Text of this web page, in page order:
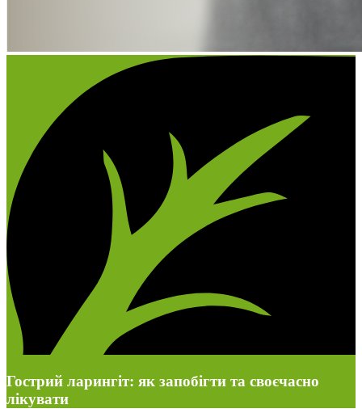
Гострий ларингіт: як запобігти та своєчасно
лікувати